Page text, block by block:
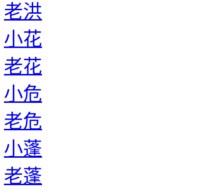
老洪
小花
老花
小危
老危
小蓬
老蓬